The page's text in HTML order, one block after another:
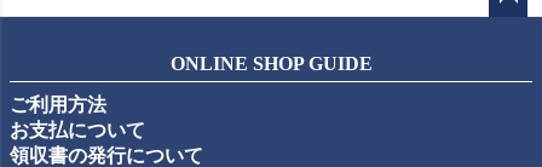
ップ
ONLINE SHOP GUIDE
ご利用方法
お支払について
領収書の発行について